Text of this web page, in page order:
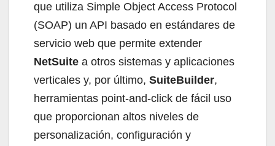
que utiliza Simple Object Access Protocol
(SOAP) un API basado en estándares de
servicio web que permite extender
NetSuite a otros sistemas y aplicaciones
verticales y, por último, SuiteBuilder,
herramientas point-and-click de fácil uso
que proporcionan altos niveles de
personalización, configuración y